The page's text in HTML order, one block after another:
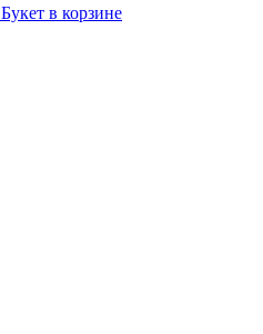
Букет в корзине